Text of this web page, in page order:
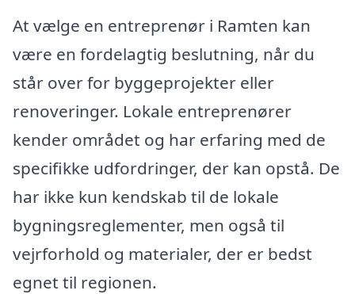
At vælge en entreprenør i Ramten kan
være en fordelagtig beslutning, når du
står over for byggeprojekter eller
renoveringer. Lokale entreprenører
kender området og har erfaring med de
specifikke udfordringer, der kan opstå. De
har ikke kun kendskab til de lokale
bygningsreglementer, men også til
vejrforhold og materialer, der er bedst
egnet til regionen.